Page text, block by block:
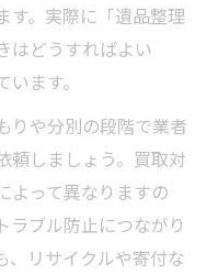
す。実際に「遺品整理
はどうすればよい
ます。
りや分別の段階で業者
頼しましょう。買取対
よって異なりますの
ラブル防止につながり
、リサイクルや寄付な